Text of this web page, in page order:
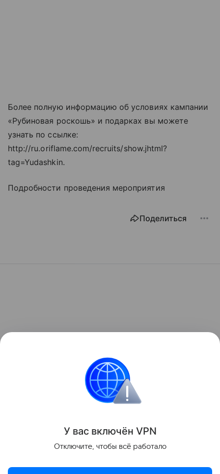
Более полную информацию об условиях кампании
«Рубиновая роскошь» и подарках вы можете
узнать по ссылке:
http://ru.oriflame.com/recruits/show.jhtml?
tag=Yudashkin.
Подробности проведения мероприятия
Поделиться
У вас включён VPN
Отключите, чтобы всё работало